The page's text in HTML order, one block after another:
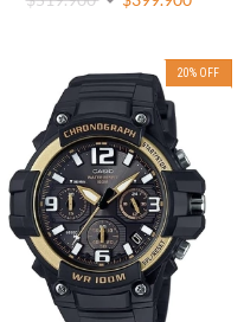
20% OFF